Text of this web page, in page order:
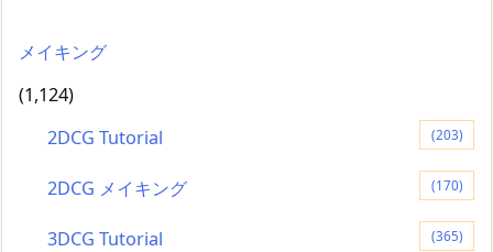
メイキング
(1,124)
2DCG Tutorial
(203)
2DCG メイキング (170)
3DCG Tutorial (365)